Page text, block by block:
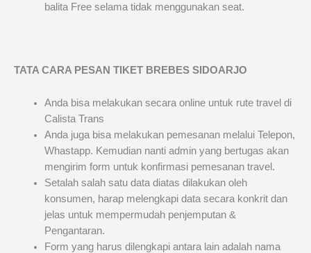
balita Free selama tidak menggunakan seat.
TATA CARA PESAN TIKET BREBES SIDOARJO
Anda bisa melakukan secara online untuk rute travel di
Calista Trans
Anda juga bisa melakukan pemesanan melalui Telepon,
Whastapp. Kemudian nanti admin yang bertugas akan
mengirim form untuk konfirmasi pemesanan travel.
Setalah salah satu data diatas dilakukan oleh
konsumen, harap melengkapi data secara konkrit dan
jelas untuk mempermudah penjemputan &
Pengantaran.
Form yang harus dilengkapi antara lain adalah nama